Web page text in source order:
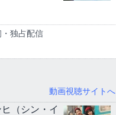
独占配信
動画視聴サイトへ
（シン・イ